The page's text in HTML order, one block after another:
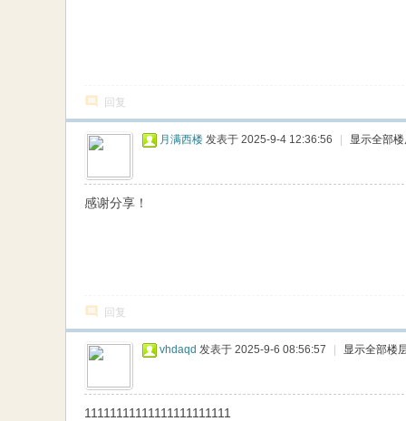
回复
月满西楼 发表于 2025-9-4 12:36:56 显示全部
感谢分享！
回复
vhdaqd 发表于 2025-9-6 08:56:57 显示全部楼
11111111111111111111111